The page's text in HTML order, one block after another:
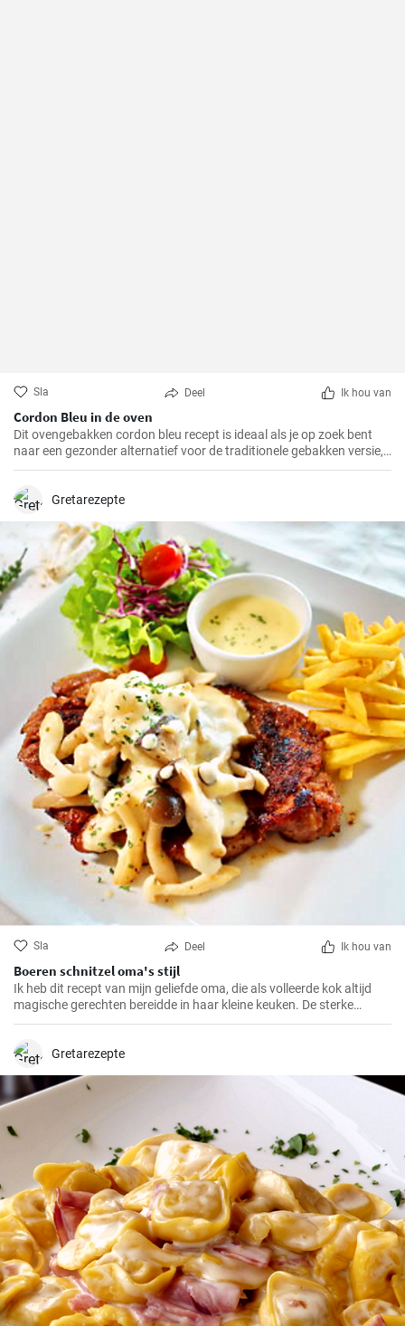
Sla Deel Ik hou van
Cordon Bleu in de oven
Dit ovengebakken cordon bleu recept is ideaal als je op zoek bent
naar een gezonder alternatief voor de traditionele gebakken versie,
maar toch wilt genieten van de heerlijke smaak en textuur van
gemaakt en het werd elke keer toegejuicht, en ik weet zeker dat het
Gretarezepte
Sla Deel Ik hou van
Boeren schnitzel oma's stijl
Ik heb dit recept van mijn geliefde oma, die als volleerde kok altijd
magische gerechten bereidde in haar kleine keuken. De sterke
smaken en knapperige paneerlaag van de BauernSchnitzel maken
zo makkelijk te bereiden is dat het ook in jouw keuken een compleet
Gretarezepte